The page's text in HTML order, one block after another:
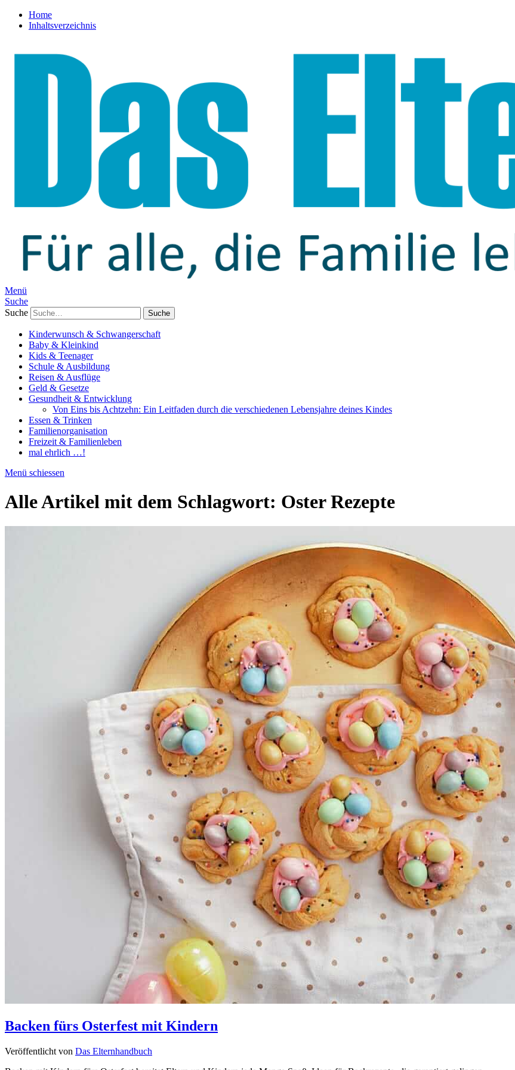
Home
Inhaltsverzeichnis
Menü
Suche
Suche
Kinderwunsch & Schwangerschaft
Baby & Kleinkind
Kids & Teenager
Schule & Ausbildung
Reisen & Ausflüge
Geld & Gesetze
Gesundheit & Entwicklung
Von Eins bis Achtzehn: Ein Leitfaden durch die verschiedenen Lebensjahre deines Kindes
Essen & Trinken
Familienorganisation
Freizeit & Familienleben
mal ehrlich …!
Menü schiessen
Alle Artikel mit dem Schlagwort: Oster Rezepte
Backen fürs Osterfest mit Kindern
Veröffentlicht von Das Elternhandbuch